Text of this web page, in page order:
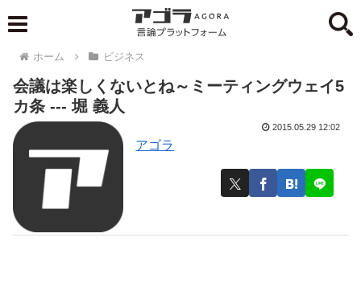
ホーム ビジネス
会議は楽しくないとね～ミーティングウェイ5
カ条 --- 堀 義人
アゴラ
2015.05.29 12:02